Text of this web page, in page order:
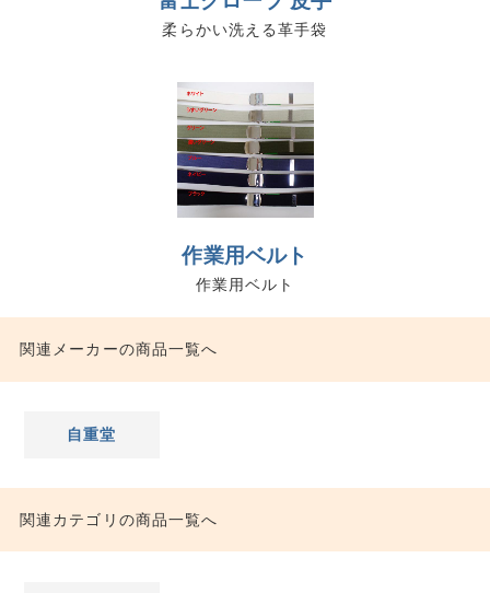
柔らかい洗える革手袋
作業用ベルト
作業用ベルト
関連メーカーの商品一覧へ
自重堂
関連カテゴリの商品一覧へ